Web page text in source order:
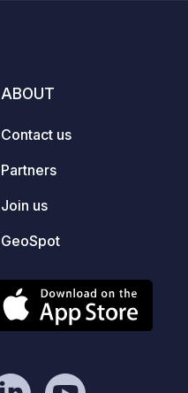
ABOUT
Contact us
Partners
Join us
GeoSpot